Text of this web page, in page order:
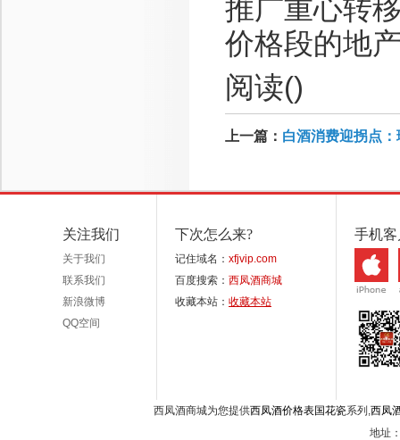
推广重心转
价格段的地
阅读()
上一篇： 白酒消费迎拐点
关注我们
关于我们
联系我们
新浪微博
QQ空间
下次怎么来?
记住域名： xfjvip.com
百度搜索： 西凤酒商城
收藏本站： 收藏本站
手机
西凤酒商城为您提供西凤酒价格表国花瓷系列,西凤
地址